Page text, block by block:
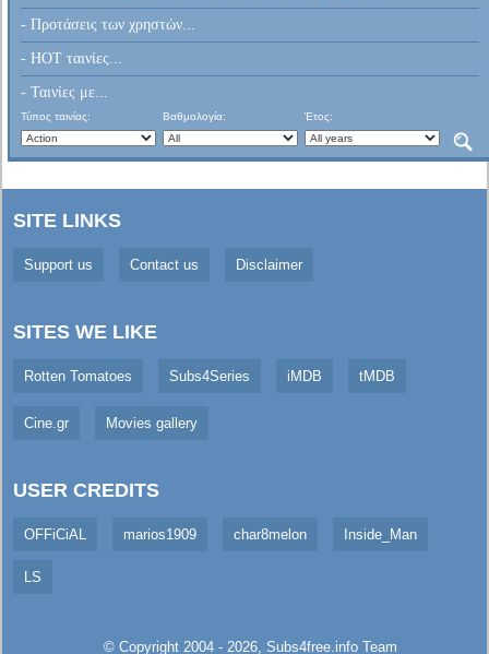
- Προτάσεις των χρηστών...
- HOT ταινίες...
- Ταινίες με...
Τύπος ταινίας: Βαθμολογία: Έτος:
SITE LINKS
Support us Contact us Disclaimer
SITES WE LIKE
Rotten Tomatoes Subs4Series iMDB tMDB
Cine.gr Movies gallery
USER CREDITS
OFFiCiAL marios1909 char8melon Inside_Man
LS
© Copyright 2004 - 2026, Subs4free.infoTeam